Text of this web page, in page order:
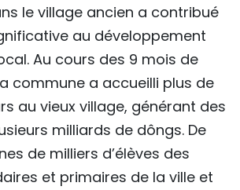
le village ancien a contribué
au développement
Au cours des 9 mois de
commune a accueilli plus de
au vieux village, générant des
milliards de dôngs. De
de milliers d’élèves des
et primaires de la ville et